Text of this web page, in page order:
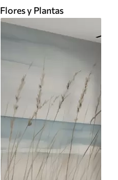
Flores y Plantas